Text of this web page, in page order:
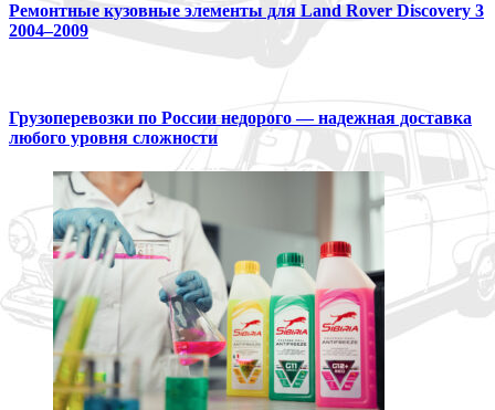
Ремонтные кузовные элементы для Land Rover Discovery 3
2004–2009
Грузоперевозки по России недорого — надежная доставка
любого уровня сложности